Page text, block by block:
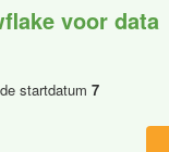
voor data
startdatum 7